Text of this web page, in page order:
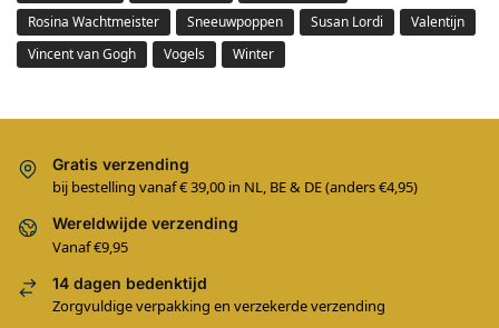
Rosina Wachtmeister
Sneeuwpoppen Susan Lordi
Valentijn
Vincent van Gogh
Vogels Winter
Gratis verzending
bij bestelling vanaf € 39,00 in NL, BE & DE (anders €4,95)
Wereldwijde verzending
Vanaf €9,95
14 dagen bedenktijd
Zorgvuldige verpakking en verzekerde verzending